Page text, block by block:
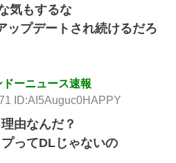
気もするな
ップデートされ続けるだろ
ーニュース速報
ID:AI5Auguc0HAPPY
由なんだ？
ってDLじゃないの